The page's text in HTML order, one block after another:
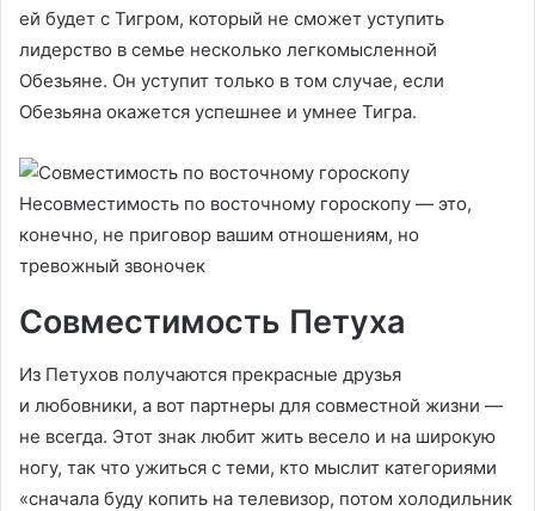
ей будет с Тигром, который не сможет уступить
лидерство в семье несколько легкомысленной
Обезьяне. Он уступит только в том случае, если
Обезьяна окажется успешнее и умнее Тигра.
Несовместимость по восточному гороскопу — это,
конечно, не приговор вашим отношениям, но
тревожный звоночек
Совместимость Петуха
Из Петухов получаются прекрасные друзья
и любовники, а вот партнеры для совместной жизни —
не всегда. Этот знак любит жить весело и на широкую
ногу, так что ужиться с теми, кто мыслит категориями
«сначала буду копить на телевизор, потом холодильник